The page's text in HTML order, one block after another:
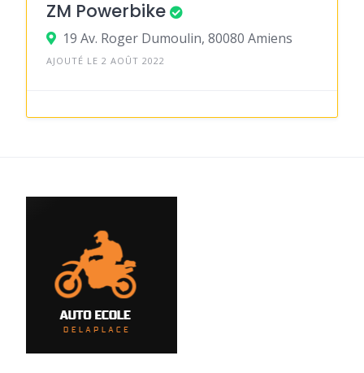
ZM Powerbike
19 Av. Roger Dumoulin, 80080 Amiens
AJOUTÉ LE 2 AOÛT 2022